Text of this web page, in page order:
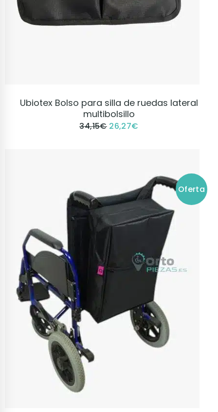
VER PRODUCTO
Ubiotex Bolso para silla de ruedas lateral
multibolsillo
34,15€ 26,27€
Oferta